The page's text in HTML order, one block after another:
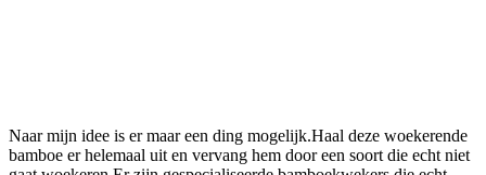
Naar mijn idee is er maar een ding mogelijk.Haal deze woekerende
bamboe er helemaal uit en vervang hem door een soort die echt niet